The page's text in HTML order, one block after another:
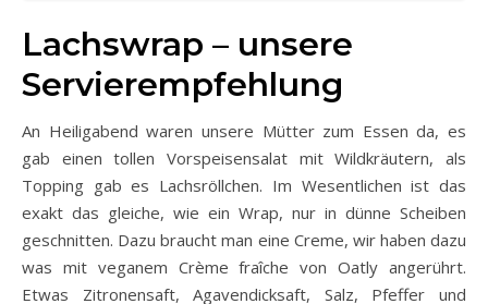
Lachswrap – unsere
Servierempfehlung
An Heiligabend waren unsere Mütter zum Essen da, es
gab einen tollen Vorspeisensalat mit Wildkräutern, als
Topping gab es Lachsröllchen. Im Wesentlichen ist das
exakt das gleiche, wie ein Wrap, nur in dünne Scheiben
geschnitten. Dazu braucht man eine Creme, wir haben dazu
was mit veganem Crème fraîche von Oatly angerührt.
Etwas Zitronensaft, Agavendicksaft, Salz, Pfeffer und